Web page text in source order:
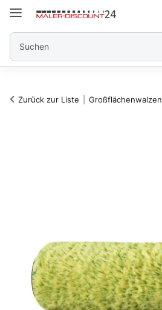
Zurück zur Liste Großflächenwalzen